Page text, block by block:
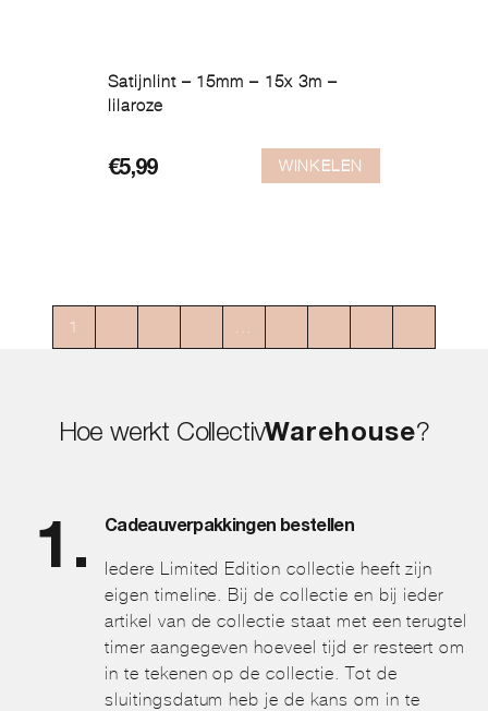
Satijnlint – 15mm – 15x 3m –
lilaroze
€5,99 WINKELEN
1
Hoe werkt CollectivWarehouse?
Cadeauverpakkingen bestellen
Iedere Limited Edition collectie heeft zijn
eigen timeline. Bij de collectie en bij ieder
artikel van de collectie staat met een terugtel
timer aangegeven hoeveel tijd er resteert om
in te tekenen op de collectie. Tot de
sluitingsdatum heb je de kans om in te